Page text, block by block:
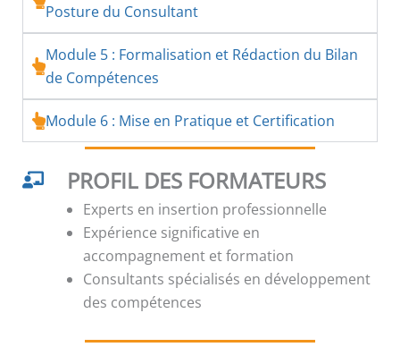
Posture du Consultant
Module 5 : Formalisation et Rédaction du Bilan
de Compétences
Module 6 : Mise en Pratique et Certification
PROFIL DES FORMATEURS
Experts en insertion professionnelle
Expérience significative en
accompagnement et formation
Consultants spécialisés en développement
des compétences